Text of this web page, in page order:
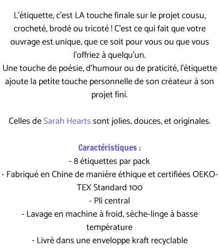
L'étiquette, c'est LA touche finale sur le projet cousu,
crocheté, brodé ou tricoté ! C'est ce qui fait que votre
ouvrage est unique, que ce soit pour vous ou que vous
l'offriez à quelqu'un.
Une touche de poésie, d'humour ou de praticité, l'étiquette
ajoute la petite touche personnelle de son créateur à son
projet fini.
Celles deSarah Heartssont jolies, douces, et originales.
Caractéristiques :
- 8 étiquettes par pack
- Fabriqué en Chine de manière éthique et certifiées OEKO-
TEX Standard 100
- Pli central
- Lavage en machine à froid, sèche-linge à basse
température
- Livré dans une enveloppe kraft recyclable